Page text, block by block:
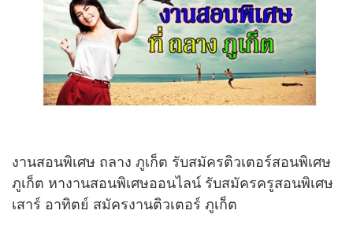
งานสอนพิเศษ ถลาง ภูเก็ต รับสมัครติวเตอร์สอนพิเศษ
ภูเก็ต หางานสอนพิเศษออนไลน์ รับสมัครครูสอนพิเศษ
เสาร์ อาทิตย์ สมัครงานติวเตอร์ ภูเก็ต